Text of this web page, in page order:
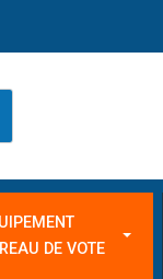
DE VOTE